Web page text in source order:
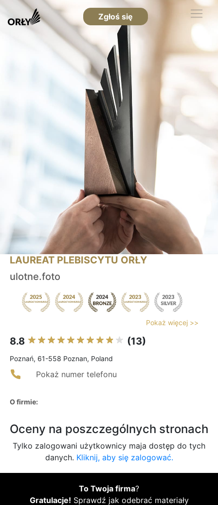
Zgłoś się
LAUREAT PLEBISCYTU ORŁY
ulotne.foto
Pokaż więcej >>
8.8 (13)
Poznań, 61-558 Poznan, Poland
Pokaż numer telefonu
O firmie:
Oceny na poszczególnych stronach
Tylko zalogowani użytkownicy maja dostęp do tych
danych. Kliknij, aby się zalogować.
To Twoja firma?
Gratulacje! Sprawdź jak odebrać materiały